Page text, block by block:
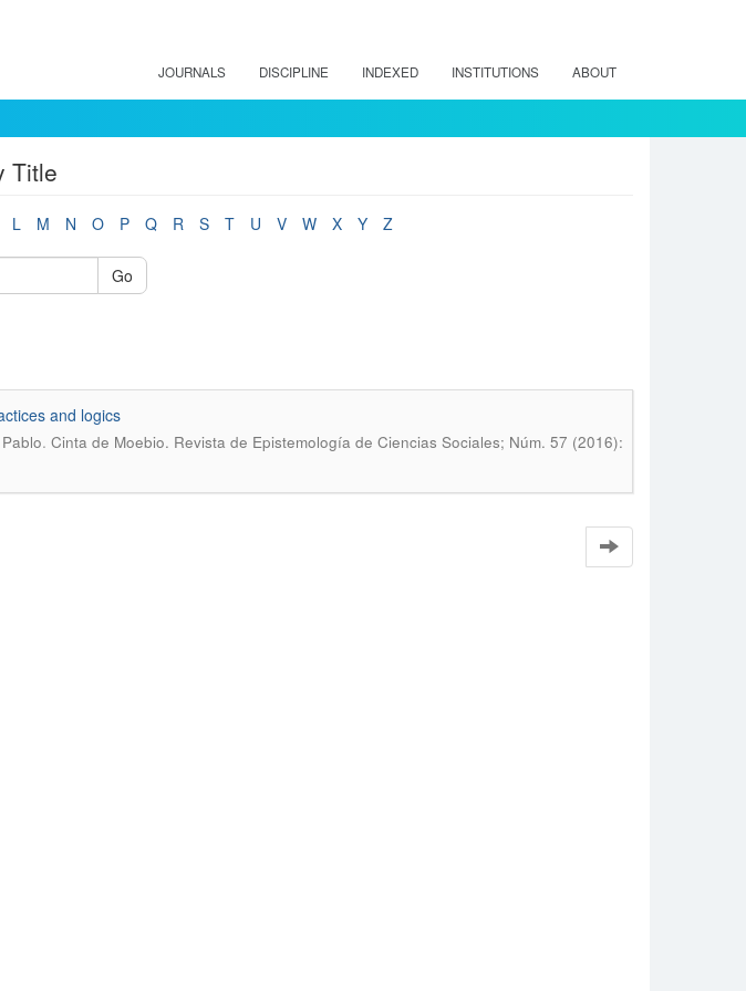
JOURNALS DISCIPLINE INDEXED INSTITUTIONS ABOUT
Title
L M N O P Q R S T U V W X Y Z
Go
and logics
. Cinta de Moebio. Revista de Epistemología de Ciencias Sociales; Núm. 57 (2016):